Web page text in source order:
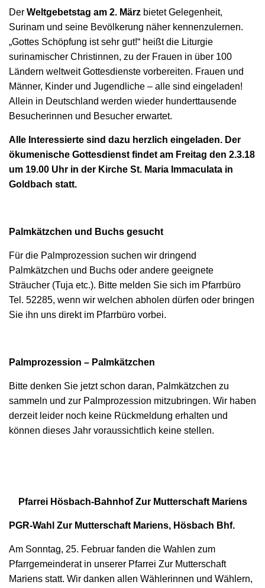
Der Weltgebetstag am 2. März bietet Gelegenheit,
Surinam und seine Bevölkerung näher kennenzulernen.
„Gottes Schöpfung ist sehr gut!“ heißt die Liturgie
surinamischer Christinnen, zu der Frauen in über 100
Ländern weltweit Gottesdienste vorbereiten. Frauen und
Männer, Kinder und Jugendliche – alle sind eingeladen!
Allein in Deutschland werden wieder hunderttausende
Besucherinnen und Besucher erwartet.
Alle Interessierte sind dazu herzlich eingeladen. Der
ökumenische Gottesdienst findet am Freitag den 2.3.18
um 19.00 Uhr in der Kirche St. Maria Immaculata in
Goldbach statt.
Palmkätzchen und Buchs gesucht
Für die Palmprozession suchen wir dringend
Palmkätzchen und Buchs oder andere geeignete
Sträucher (Tuja etc.). Bitte melden Sie sich im Pfarrbüro
Tel. 52285, wenn wir welchen abholen dürfen oder bringen
Sie ihn uns direkt im Pfarrbüro vorbei.
Palmprozession – Palmkätzchen
Bitte denken Sie jetzt schon daran, Palmkätzchen zu
sammeln und zur Palmprozession mitzubringen. Wir haben
derzeit leider noch keine Rückmeldung erhalten und
können dieses Jahr voraussichtlich keine stellen.
Pfarrei Hösbach-Bahnhof Zur Mutterschaft Mariens
PGR-Wahl Zur Mutterschaft Mariens, Hösbach Bhf.
Am Sonntag, 25. Februar fanden die Wahlen zum
Pfarrgemeinderat in unserer Pfarrei Zur Mutterschaft
Mariens statt. Wir danken allen Wählerinnen und Wählern,